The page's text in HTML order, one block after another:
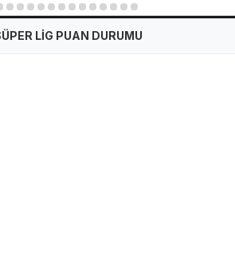
3 4 5 6 7 8 9 10 11 12 13 14 15
LİG PUAN DURUMU